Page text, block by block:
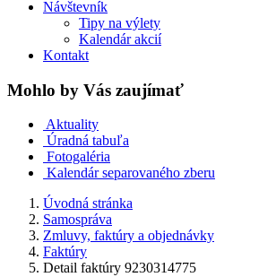
Návštevník
Tipy na výlety
Kalendár akcií
Kontakt
Mohlo by Vás zaujímať
Aktuality
Úradná tabuľa
Fotogaléria
Kalendár separovaného zberu
Úvodná stránka
Samospráva
Zmluvy, faktúry a objednávky
Faktúry
Detail faktúry 9230314775